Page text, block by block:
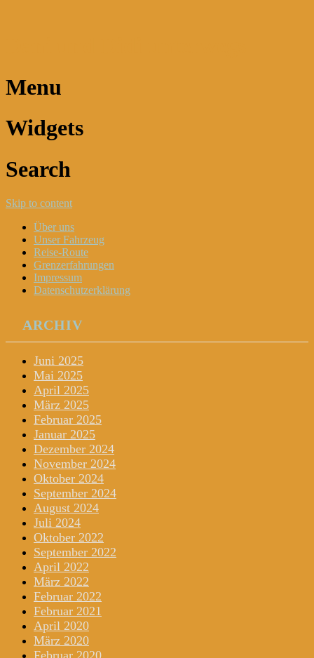
Menu
Widgets
Search
Skip to content
Über uns
Unser Fahrzeug
Reise-Route
Grenzerfahrungen
Impressum
Datenschutzerklärung
ARCHIV
Juni 2025
Mai 2025
April 2025
März 2025
Februar 2025
Januar 2025
Dezember 2024
November 2024
Oktober 2024
September 2024
August 2024
Juli 2024
Oktober 2022
September 2022
April 2022
März 2022
Februar 2022
Februar 2021
April 2020
März 2020